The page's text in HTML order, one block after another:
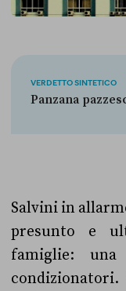
VERDETTO SINTETICO
Panzana
Salvini in
presunto e
famiglie: una